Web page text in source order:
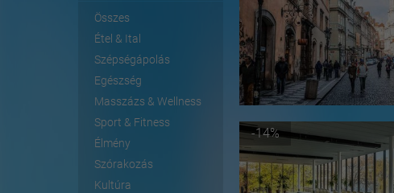
Összes
Étel & Ital
Szépségápolás
Egészség
Masszázs & Wellness
Sport & Fitness
Élmény
Szórakozás
Kultúra
-14%